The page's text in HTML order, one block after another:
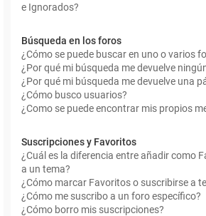
e Ignorados?
Búsqueda en los foros
¿Cómo se puede buscar en uno o varios
¿Por qué mi búsqueda me devuelve
¿Por qué mi búsqueda me devuelve una
¿Cómo busco usuarios?
¿Como se puede encontrar mis propios
Suscripciones y Favoritos
¿Cuál es la diferencia entre añadir como
a un tema?
¿Cómo marcar Favoritos o suscribirse a
¿Cómo me suscribo a un foro específico?
¿Cómo borro mis suscripciones?